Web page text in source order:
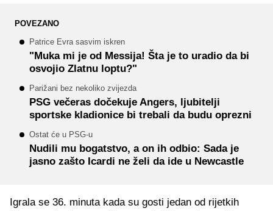
POVEZANO
Patrice Evra sasvim iskren
"Muka mi je od Messija! Šta je to uradio da bi
osvojio Zlatnu loptu?"
Parižani bez nekoliko zvijezda
PSG večeras dočekuje Angers, ljubitelji
sportske kladionice bi trebali da budu oprezni
Ostat će u PSG-u
Nudili mu bogatstvo, a on ih odbio: Sada je
jasno zašto Icardi ne želi da ide u Newcastle
Igrala se 36. minuta kada su gosti jedan od rijetkih